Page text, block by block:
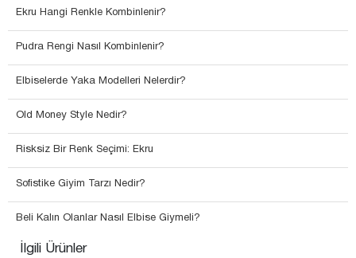
Ekru Hangi Renkle Kombinlenir?
Pudra Rengi Nasıl Kombinlenir?
Elbiselerde Yaka Modelleri Nelerdir?
Old Money Style Nedir?
Risksiz Bir Renk Seçimi: Ekru
Sofistike Giyim Tarzı Nedir?
Beli Kalın Olanlar Nasıl Elbise Giymeli?
İlgili Ürünler